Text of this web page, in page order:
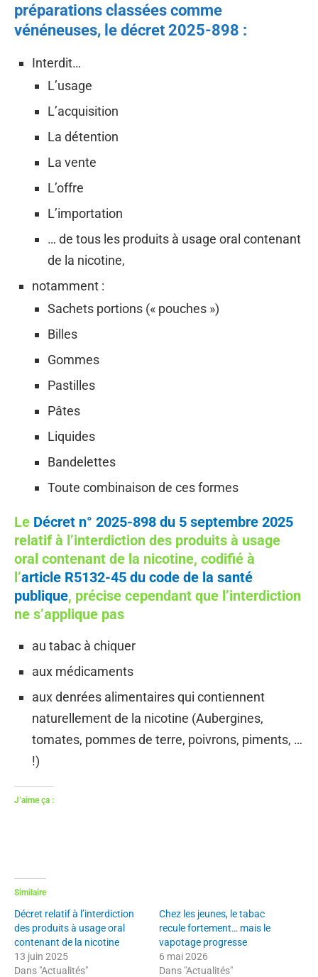
préparations classées comme
vénéneuses, le décret 2025-898 :
Interdit…
L’usage
L’acquisition
La détention
La vente
L’offre
L’importation
… de tous les produits à usage oral contenant
de la nicotine,
notamment :
Sachets portions (« pouches »)
Billes
Gommes
Pastilles
Pâtes
Liquides
Bandelettes
Toute combinaison de ces formes
Le Décret n° 2025-898 du 5 septembre 2025
relatif à l’interdiction des produits à usage
oral contenant de la nicotine, codifié à
l’article R5132-45 du code de la santé
publique, précise cependant que l’interdiction
ne s’applique pas
au tabac à chiquer
aux médicaments
aux denrées alimentaires qui contiennent
naturellement de la nicotine (Aubergines,
tomates, pommes de terre, poivrons, piments, …
!)
J’aime ça :
Similaire
Décret relatif à l’interdiction
des produits à usage oral
contenant de la nicotine
13 juin 2025
Dans "Actualités"
Chez les jeunes, le tabac
recule fortement… mais le
vapotage progresse
6 mai 2026
Dans "Actualités"